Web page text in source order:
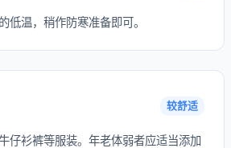
低温，稍作防寒准备即可。
较舒适
仔衫裤等服装。年老体弱者应适当添加